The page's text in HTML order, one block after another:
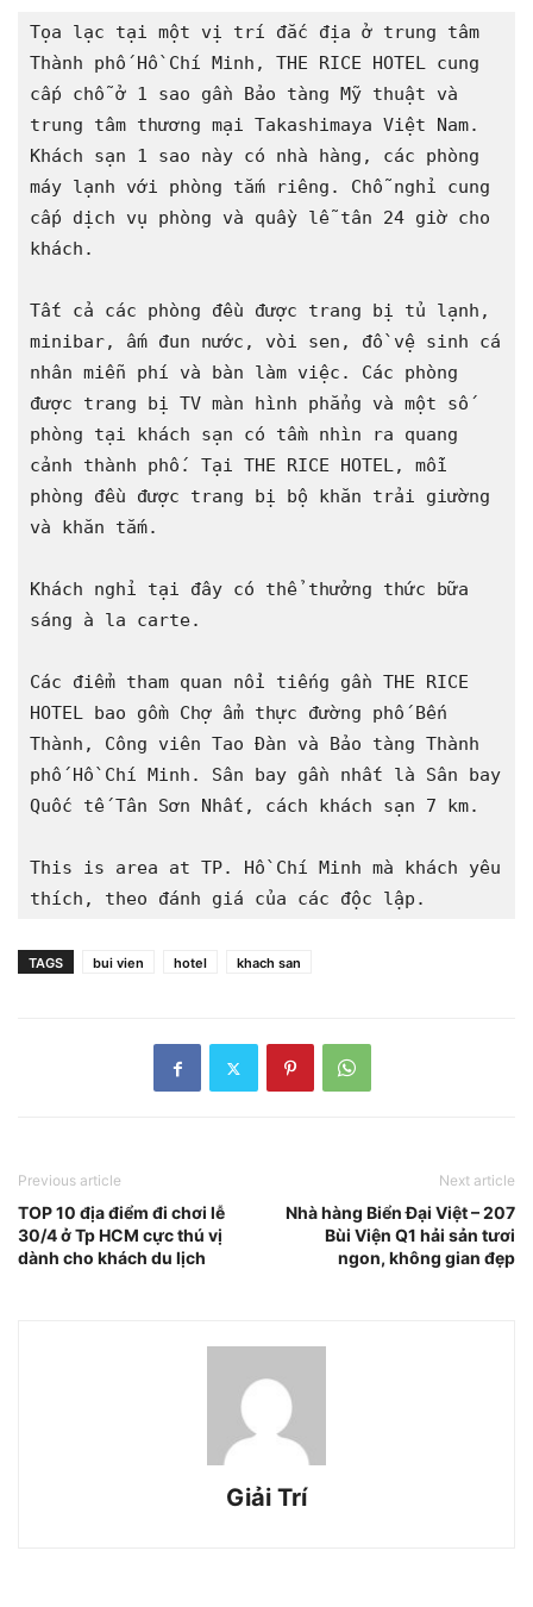
Tọa lạc tại một vị trí đắc địa ở trung tâm
Thành phố Hồ Chí Minh, THE RICE HOTEL cung
cấp chỗ ở 1 sao gần Bảo tàng Mỹ thuật và
trung tâm thương mại Takashimaya Việt Nam.
Khách sạn 1 sao này có nhà hàng, các phòng
máy lạnh với phòng tắm riêng. Chỗ nghỉ cung
cấp dịch vụ phòng và quầy lễ tân 24 giờ cho
khách.
Tất cả các phòng đều được trang bị tủ lạnh,
minibar, ấm đun nước, vòi sen, đồ vệ sinh cá
nhân miễn phí và bàn làm việc. Các phòng
được trang bị TV màn hình phẳng và một số
phòng tại khách sạn có tầm nhìn ra quang
cảnh thành phố. Tại THE RICE HOTEL, mỗi
phòng đều được trang bị bộ khăn trải giường
và khăn tắm.
Khách nghỉ tại đây có thể thưởng thức bữa
sáng à la carte.
Các điểm tham quan nổi tiếng gần THE RICE
HOTEL bao gồm Chợ ẩm thực đường phố Bến
Thành, Công viên Tao Đàn và Bảo tàng Thành
phố Hồ Chí Minh. Sân bay gần nhất là Sân bay
Quốc tế Tân Sơn Nhất, cách khách sạn 7 km.
This is area at TP. Hồ Chí Minh mà khách yêu
thích, theo đánh giá của các độc lập.
TAGS bui vien hotel khach san
Previous article
TOP 10 địa điểm đi chơi lễ
30/4 ở Tp HCM cực thú vị
dành cho khách du lịch
Next article
Nhà hàng Biển Đại Việt – 207
Bùi Viện Q1 hải sản tươi
ngon, không gian đẹp
Giải Trí